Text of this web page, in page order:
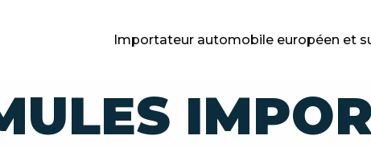
Importateur automobile européen et